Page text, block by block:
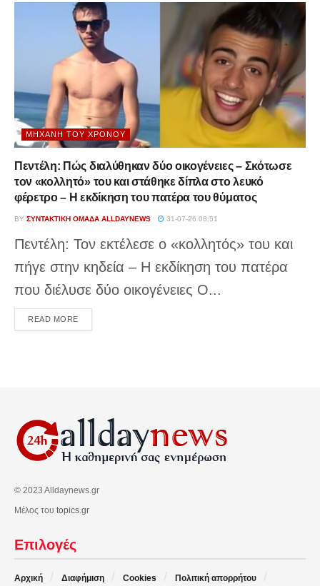
ΜΗΧΑΝΉ ΤΟΥ ΧΡΌΝΟΥ
Πεντέλη: Πώς διαλύθηκαν δύο οικογένειες – Σκότωσε
τον «κολλητό» του και στάθηκε δίπλα στο λευκό
φέρετρο – Η εκδίκηση του πατέρα του θύματος
BY ΣΥΝΤΑΚΤΙΚΉ ΟΜΆΔΑ ALLDAYNEWS 31-07-26 08:51
Πεντέλη: Τον εκτέλεσε ο «κολλητός» του και
πήγε στην κηδεία – Η εκδίκηση του πατέρα
που διέλυσε δύο οικογένειες Ο...
READ MOREDETAILS
© 2023 Alldaynews.gr
Μέλος του topics.gr
Επιλογές
Αρχική Διαφήμιση Cookies Πολιτική απορρήτου